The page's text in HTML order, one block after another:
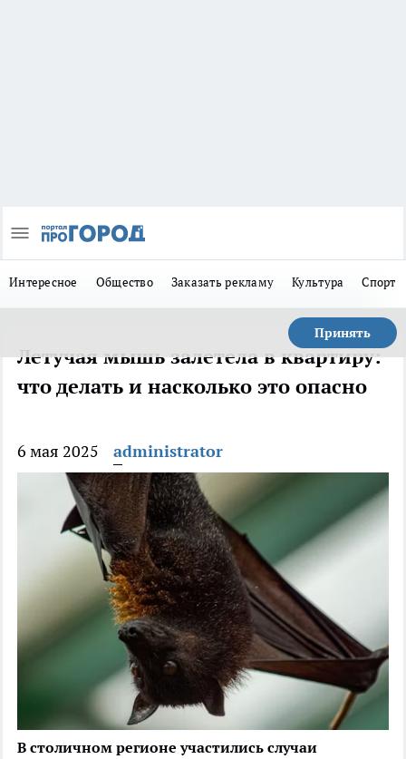
Интересное Общество Заказать рекламу Культура Спорт
Принять
Летучая мышь залетела в квартиру:
что делать и насколько это опасно
6 мая 2025 administrator
В столичном регионе участились случаи